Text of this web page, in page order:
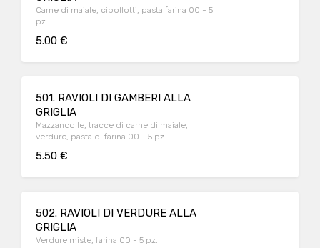
Carne di maiale, cipollotti, pasta farina 00 - 5
pz
5.00 €
501. RAVIOLI DI GAMBERI ALLA
GRIGLIA
Mazzancolle, tracce di carne di maiale,
verdure, pasta di farina 00 - 5 pz.
5.50 €
502. RAVIOLI DI VERDURE ALLA
GRIGLIA
Verdure miste, farina 00 - 5 pz.